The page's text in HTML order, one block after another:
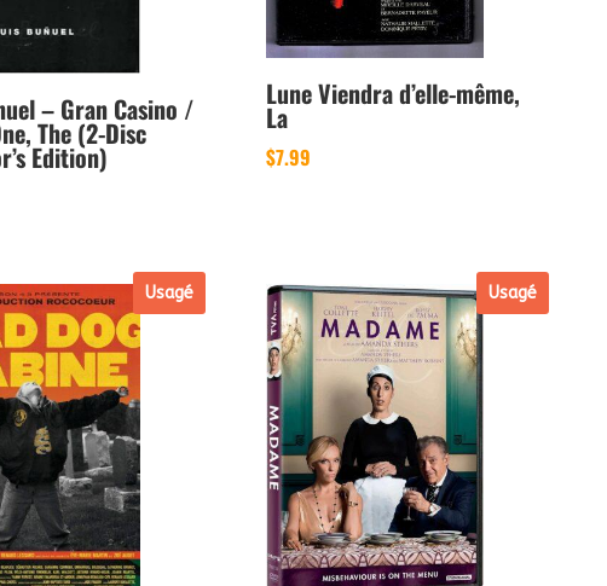
– Gran Casino /
The (2-Disc
Edition)
Lune Viendra d’elle-même,
La
$7.99
Usagé Usagé